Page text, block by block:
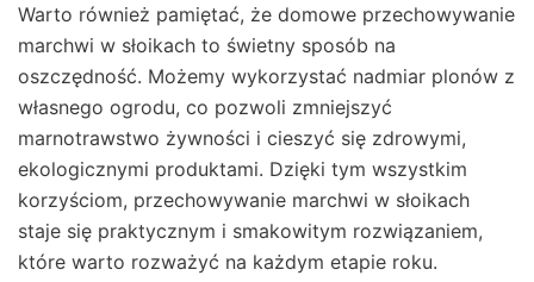
Warto również pamiętać, że domowe przechowywanie
marchwi w słoikach to świetny sposób na
oszczędność. Możemy wykorzystać nadmiar plonów z
własnego ogrodu, co pozwoli zmniejszyć
marnotrawstwo żywności i cieszyć się zdrowymi,
ekologicznymi produktami. Dzięki tym wszystkim
korzyściom, przechowywanie marchwi w słoikach
staje się praktycznym i smakowitym rozwiązaniem,
które warto rozważyć na każdym etapie roku.